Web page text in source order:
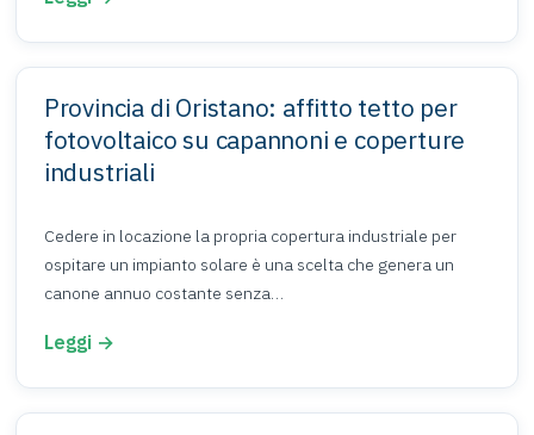
Provincia di Oristano: affitto tetto per
fotovoltaico su capannoni e coperture
industriali
Cedere in locazione la propria copertura industriale per
ospitare un impianto solare è una scelta che genera un
canone annuo costante senza…
Leggi →